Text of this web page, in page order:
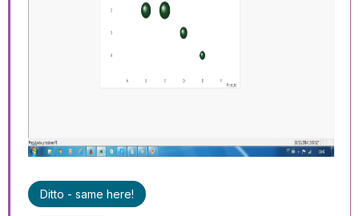
Ditto - same here!